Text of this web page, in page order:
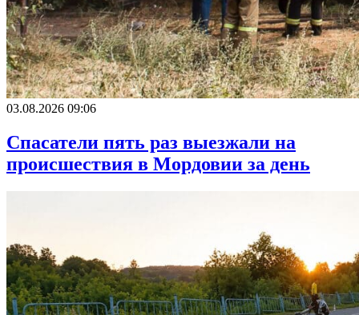
03.08.2026 09:06
Спасатели пять раз выезжали на
происшествия в Мордовии за день